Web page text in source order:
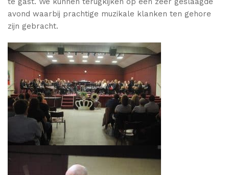
avond waarbij prachtige muzikale klanken ten gehore
zijn gebracht.